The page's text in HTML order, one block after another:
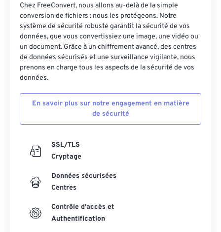
Chez FreeConvert, nous allons au-delà de la simple
conversion de fichiers : nous les protégeons. Notre
système de sécurité robuste garantit la sécurité de vos
données, que vous convertissiez une image, une vidéo ou
un document. Grâce à un chiffrement avancé, des centres
de données sécurisés et une surveillance vigilante, nous
prenons en charge tous les aspects de la sécurité de vos
données.
En savoir plus sur notre engagement en matière
de sécurité
SSL/TLS
Cryptage
Données sécurisées
Centres
Contrôle d'accès et
Authentification